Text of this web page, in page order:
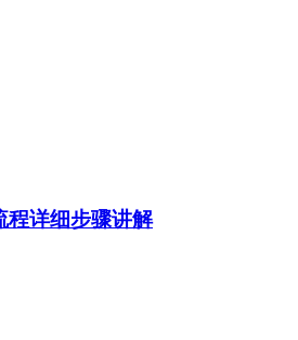
程详细步骤讲解